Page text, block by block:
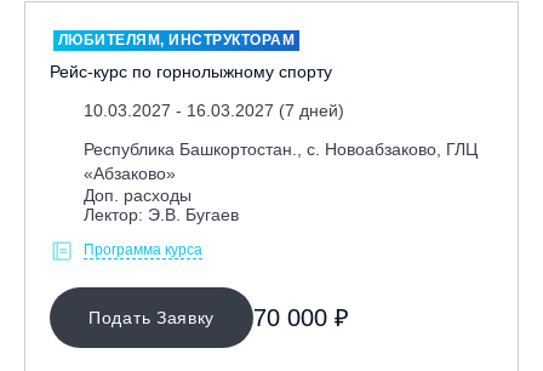
ЛЮБИТЕЛЯМ, ИНСТРУКТОРАМ
Рейс-курс по горнолыжному спорту
10.03.2027 - 16.03.2027 (7 дней)
Республика Башкортостан., с. Новоабзаково, ГЛЦ
«Абзаково»
Доп. расходы
Лектор: Э.В. Бугаев
Программа курса
Подать Заявку 70 000 ₽